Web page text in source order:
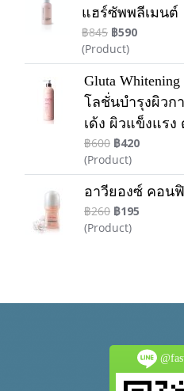
แฮร์ซัพพลีเมนต์
฿845 ฿590
(Product)
Gluta
โลชั่นบำรุงผิวก
เด้ง ผิวแข็งแร
฿600 ฿420
(Product)
อาวียองซ์ คอน
฿260 ฿195
(Product)